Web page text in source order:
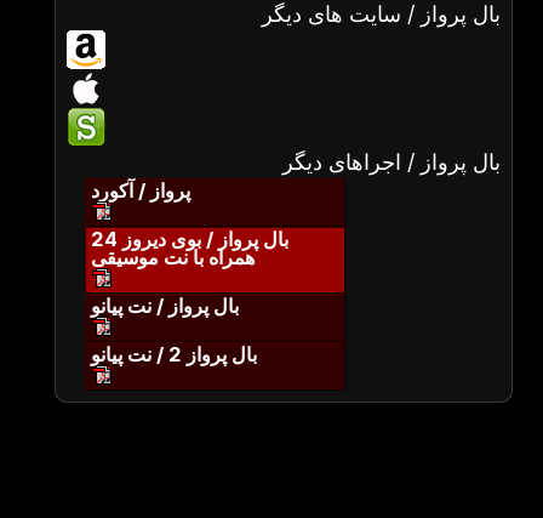
بال پرواز / سایت های دیگر
بال پرواز / اجراهای دیگر
پرواز / آکورد
بال پرواز / بوی دیروز 24
همراه با نت موسیقی
بال پرواز / نت پیانو
بال پرواز 2 / نت پیانو